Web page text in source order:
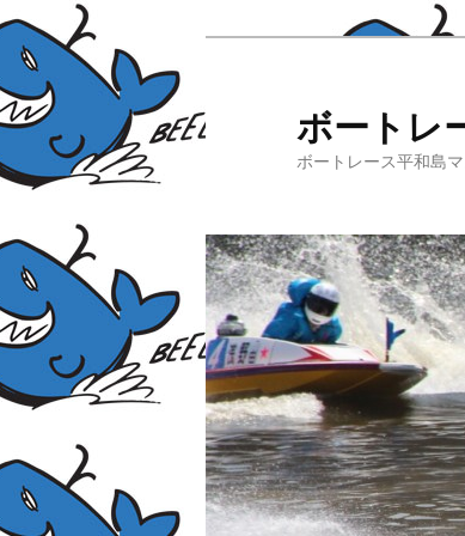
ボートレ
ボートレース平和島